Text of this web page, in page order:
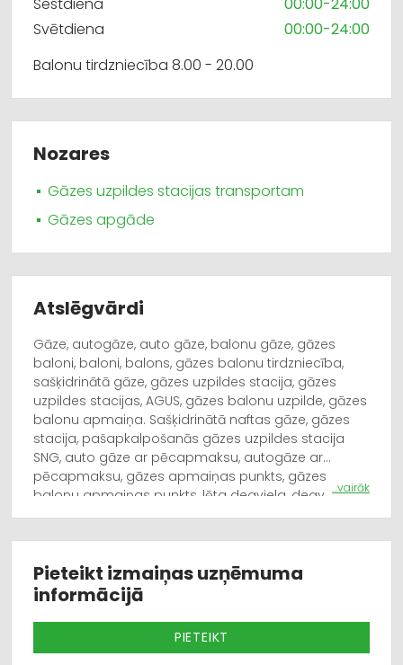
Sestdiena
00:00-24:00
Svētdiena
00:00-24:00
Balonu tirdzniecība 8.00 - 20.00
Nozares
Gāzes uzpildes stacijas transportam
Gāzes apgāde
Atslēgvārdi
Gāze, autogāze, auto gāze, balonu gāze, gāzes
baloni, baloni, balons, gāzes balonu tirdzniecība,
sašķidrinātā gāze, gāzes uzpildes stacija, gāzes
uzpildes stacijas, AGUS, gāzes balonu uzpilde, gāzes
balonu apmaiņa. Sašķidrinātā naftas gāze, gāzes
stacija, pašapkalpošanās gāzes uzpildes stacija
SNG, auto gāze ar pēcapmaksu, autogāze ar
pēcapmaksu, gāzes apmaiņas punkts, gāzes
balonu apmaiņas punkts, lēta degviela, degvielas
ekonomija, alternatīvā degviela, (gāze) degviela,
...vairāk
Pieteikt izmaiņas uzņēmuma
informācijā
PIETEIKT